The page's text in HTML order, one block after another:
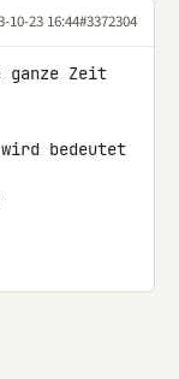
10-23 16:44#3372304
ganze Zeit
bedeutet